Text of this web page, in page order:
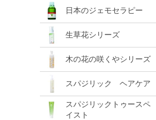
日本のジェモセラピー
生草花シリーズ
木の花の咲くやシリーズ
スパジリック ヘアケア
スパジリックトゥースペ
イスト